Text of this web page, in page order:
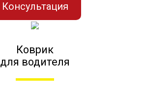
Консультация
Коврик
для водителя